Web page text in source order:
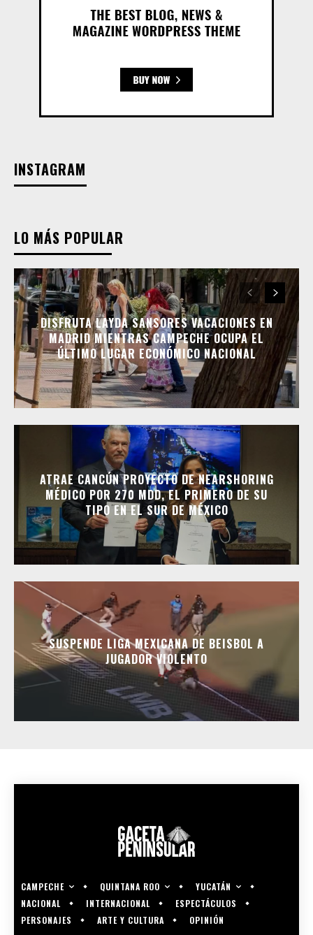
INSTAGRAM
LO MÁS POPULAR
DISFRUTA LAYDA SANSORES VACACIONES EN
MADRID MIENTRAS CAMPECHE OCUPA EL
ÚLTIMO LUGAR ECONÓMICO NACIONAL
ATRAE CANCÚN PROYECTO DE NEARSHORING
MÉDICO POR 270 MDD, EL PRIMERO DE SU
TIPO EN EL SUR DE MÉXICO
SUSPENDE LIGA MEXICANA DE BEISBOL A
JUGADOR VIOLENTO
CAMPECHE QUINTANA ROO
YUCATÁN
NACIONAL
INTERNACIONAL
ESPECTÁCULOS
PERSONAJES
ARTE Y CULTURA OPINIÓN